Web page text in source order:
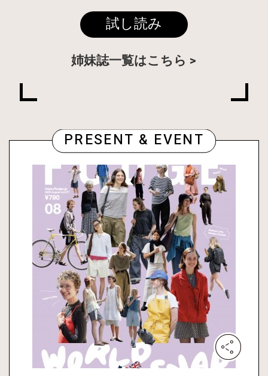
試し読み
姉妹誌一覧はこちら
PRESENT & EVENT